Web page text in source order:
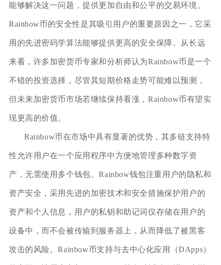
能够解决这一问题，提供更加自由和公平的交易环境。
Rainbow币的安全性是其吸引用户的重要原因之一，它采
用的先进密码学算法能够提供更高的安全保障。从长远
来看，许多加密货币专家和分析师认为Rainbow币是一个
不错的投资选择，尽管其短期价格走势可能难以预测，
但未来加密货币市场若继续保持看涨，Rainbow币有望实
现更高的价值。
Rainbow币在市场中具有显著的优势，其多链支持特
性允许用户在一个应用程序中方便地管理多种数字资
产，无需使用多个钱包。Rainbow钱包注重用户的隐私和
资产安全，采用先进的加密技术和安全措施保护用户的
资产和个人信息，用户的私钥和助记词仅存储在用户的
设备中，而不会被传输到服务器上，从而降低了被黑客
攻击的风险。Rainbow币支持与去中心化应用（DApps）